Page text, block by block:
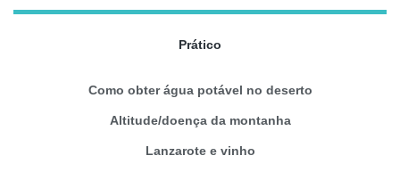
Prático
Como obter água potável no deserto
Altitude/doença da montanha
Lanzarote e vinho